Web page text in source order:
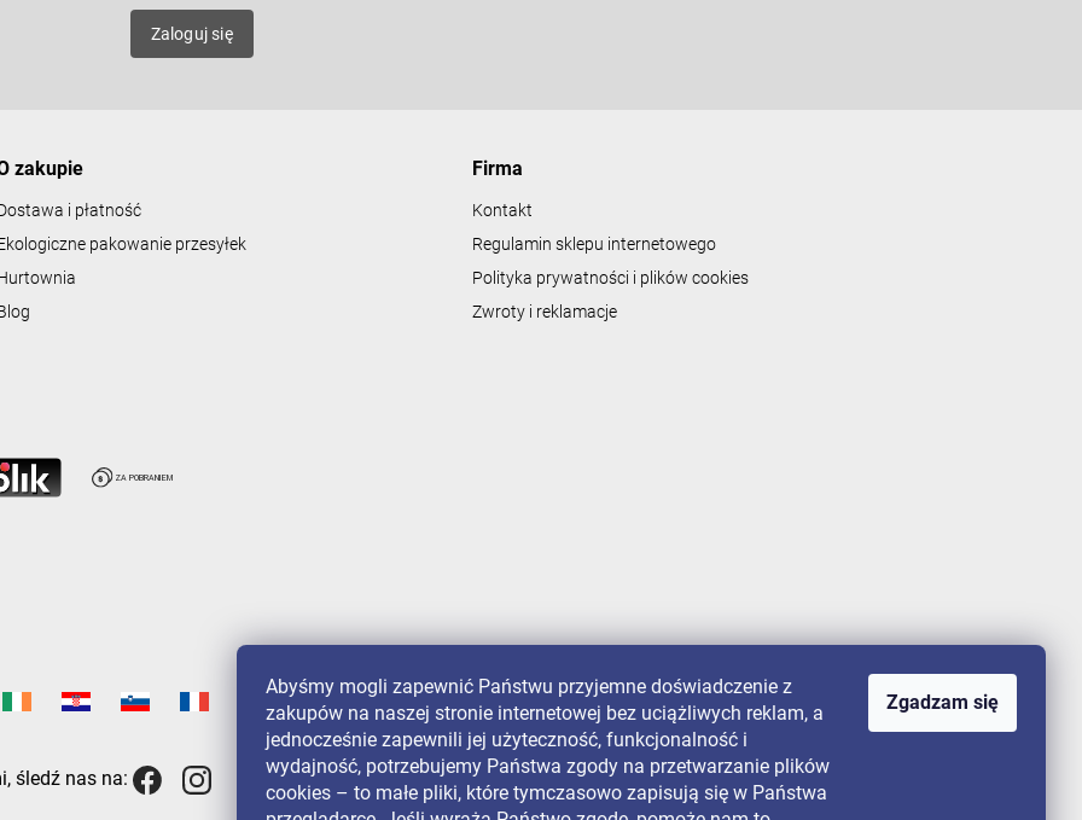
Abyśmy mogli zapewnić Państwu przyjemne doświadczenie z
zakupów na naszej stronie internetowej bez uciążliwych reklam, a
jednocześnie zapewnili jej użyteczność, funkcjonalność i
wydajność, potrzebujemy Państwa zgody na przetwarzanie plików
cookies – to małe pliki, które tymczasowo zapisują się w Państwa
Zgadzam się
Zaloguj się
zakupie
i płatność
pakowanie przesyłek
Firma
Kontakt
Regulamin sklepu internetowego
Polityka prywatności i plików cookies
Zwroty i reklamacje
śledź nas na: